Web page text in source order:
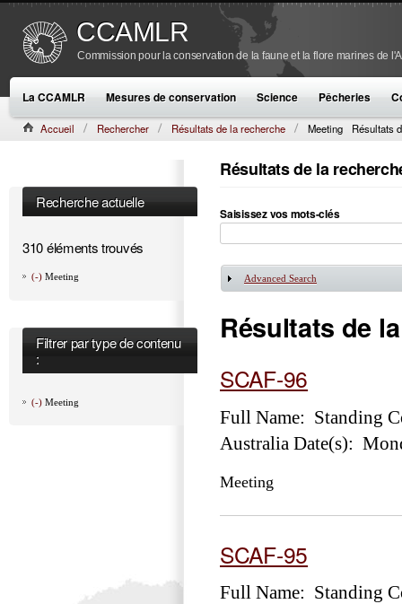
CCAMLR
Commission pour la conservation de la faune et la flore marines de
La CCAMLR Mesures de conservation Science Pêcheries
Accueil Rechercher Résultats de la recherche Meeting Résultats
Recherche actuelle
310 éléments trouvés
(-) Meeting
Filtrer par type de contenu
:
(-) Meeting
Résultats de la
Saisissez vos mots-clés
Afficher
Advanced Search
Résultats de
SCAF-96
Full Name: Standing
Australia Date(s):
Meeting
SCAF-95
Full Name: Standing